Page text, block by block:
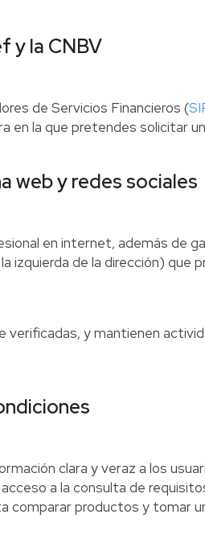
y la CNBV
de Servicios Financieros (
en la que pretendes solicitar
web y redes sociales
en internet, además de
izquierda de la dirección) que
verificadas, y mantienen
clara y veraz a los
a la consulta de
comparar productos y tomar